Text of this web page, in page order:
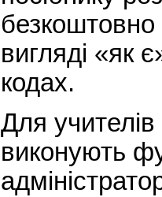
безкоштовно
вигляді «як
кодах.
Для учителів
виконують